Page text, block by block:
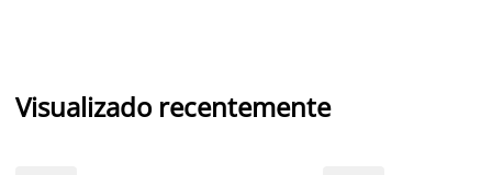
Visualizado recentemente